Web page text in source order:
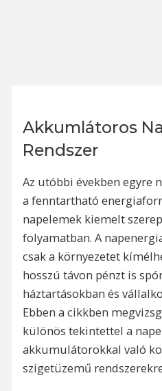
Akkumlátoros
Rendszer
Az utóbbi években egyre
a fenntartható
napelemek kiemelt
folyamatban. A
csak a környezetet
hosszú távon pénzt is
háztartásokban és
Ebben a cikkben
különös tekintettel a
akkumulátorokkal való
szigetüzemű